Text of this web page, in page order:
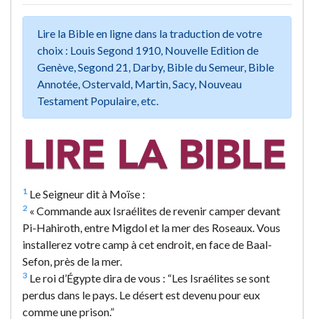
Lire la Bible en ligne dans la traduction de votre
choix : Louis Segond 1910, Nouvelle Edition de
Genève, Segond 21, Darby, Bible du Semeur, Bible
Annotée, Ostervald, Martin, Sacy, Nouveau
Testament Populaire, etc.
1 Le Seigneur dit à Moïse :
2 « Commande aux Israélites de revenir camper devant
Pi-Hahiroth, entre Migdol et la mer des Roseaux. Vous
installerez votre camp à cet endroit, en face de Baal-
Sefon, près de la mer.
3 Le roi d’Égypte dira de vous : “Les Israélites se sont
perdus dans le pays. Le désert est devenu pour eux
comme une prison.”